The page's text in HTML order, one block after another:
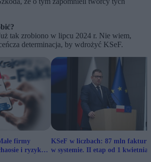
tak zrobiono w lipcu 2024 r. Nie wiem,
determinacja, by wdrożyć KSeF.
firmy
i ryzyku
KSeF w liczbach: 87 mln faktur
w systemie. II etap od 1 kwietnia